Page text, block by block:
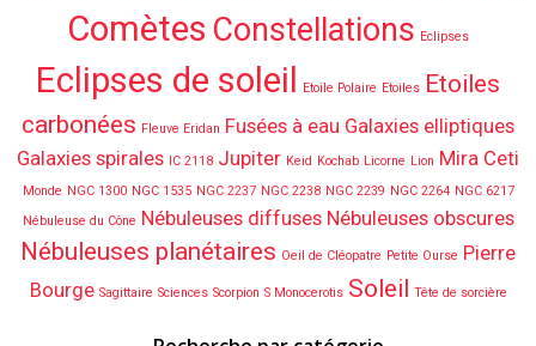
Comètes Constellations Eclipses
Eclipses de soleil Etoile Polaire Etoiles Etoiles
carbonées Fleuve Eridan Fusées à eau Galaxies elliptiques
Galaxies spirales IC 2118 Jupiter Keid Kochab Licorne Lion Mira Ceti
Monde NGC 1300 NGC 1535 NGC 2237 NGC 2238 NGC 2239 NGC 2264 NGC 6217
Nébuleuse du Cône Nébuleuses diffuses Nébuleuses obscures
Nébuleuses planétaires Oeil de Cléopatre Petite Ourse Pierre
Bourge Sagittaire Sciences Scorpion S Monocerotis Soleil Tête de sorcière